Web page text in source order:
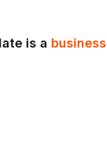
is a business